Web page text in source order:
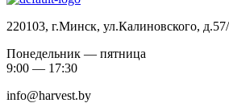
220103, г.Минск, ул.Калиновского,
Понедельник — пятница
9:00 — 17:30
info@harvest.by